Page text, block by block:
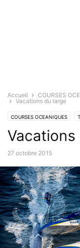
Accueil COURSES
Vacations du large
COURSES OCEANIQUES
Vacations
27 octobre 2015